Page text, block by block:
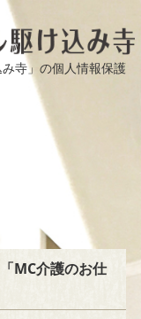
寺」の個人情報保護
MC介護のお仕